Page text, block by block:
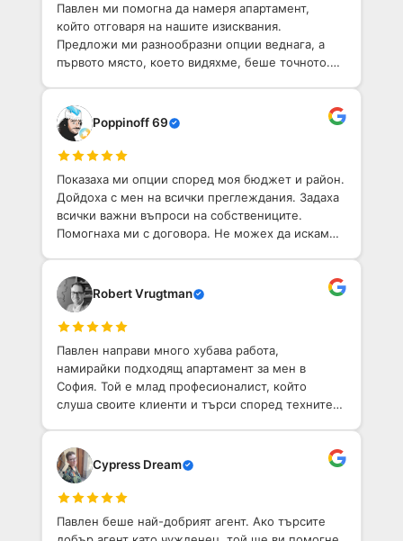
Павлен ми помогна да намеря апартамент,
който отговаря на нашите изисквания.
Предложи ми разнообразни опции веднага, а
първото място, което видяхме, беше точното.
Poppinoff 69
Показаха ми опции според моя бюджет и район.
Дойдоха с мен на всички преглеждания. Задаха
всички важни въпроси на собствениците.
Помогнаха ми с договора. Не можех да искам
Robert Vrugtman
Павлен направи много хубава работа,
намирайки подходящ апартамент за мен в
София. Той е млад професионалист, който
слуша своите клиенти и търси според техните
Cypress Dream
Павлен беше най-добрият агент. Ако търсите